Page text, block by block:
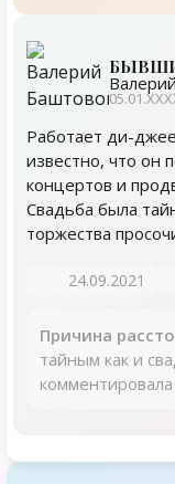
Работает ди-
известно, что он
концертов и
Свадьба была
торжества
24.09.2021
Причина
тайным как и